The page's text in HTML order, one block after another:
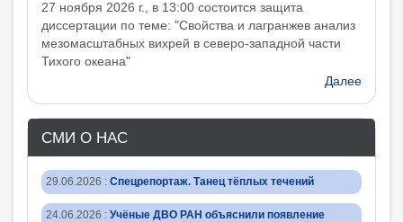
27 ноября 2026 г., в 13:00 состоится защита
диcсертации по теме: "Свойства и лагранжев анализ
мезомасштабных вихрей в северо-западной части
Тихого океана"
Далее
СМИ О НАС
29.06.2026 : Спецрепортаж. Танец тёплых течений
24.06.2026 : Учёные ДВО РАН объяснили появление